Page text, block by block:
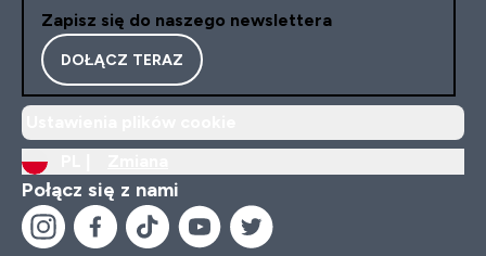
Zapisz się do naszego newslettera
DOŁĄCZ TERAZ
Połącz się z nami